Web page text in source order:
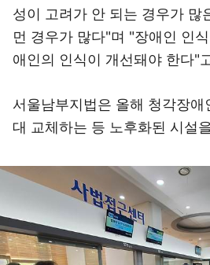
성이 고려가 안 되는 경우가 많
먼 경우가 많다"며 "장애인 인
애인의 인식이 개선돼야 한다"
서울남부지법은 올해 청각장
대 교체하는 등 노후화된 시설